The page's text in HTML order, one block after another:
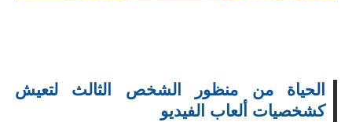
الحياة من منظور الشخص الثالث لتعيش
كشخصيات ألعاب الفيديو